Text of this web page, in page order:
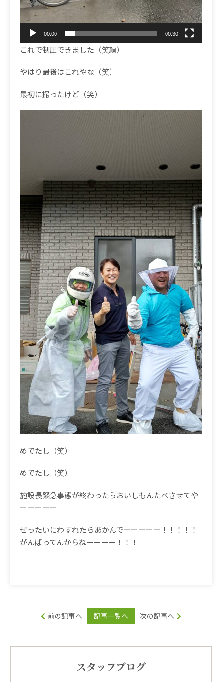
00:00 00:30
これで制圧できました（笑顔）
やはり最後はこれやな（笑）
最初に撮ったけど（笑）
めでたし（笑）
めでたし（笑）
施設長緊急事態が終わったらおいしもんたべさせてや
ーーーーー
ぜったいにわすれたらあかんでーーーーー！！！！！
がんばってんからねーーーー！！！
前の記事へ 記事一覧へ 次の記事へ
スタッフブログ